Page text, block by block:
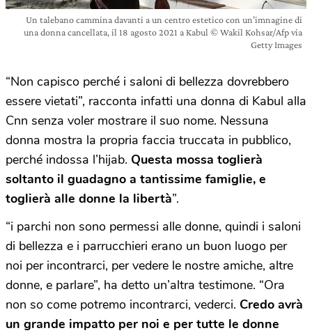
Un talebano cammina davanti a un centro estetico con un’imnagine di
una donna cancellata, il 18 agosto 2021 a Kabul © Wakil Kohsar/Afp via
Getty Images
“Non capisco perché i saloni di bellezza dovrebbero
essere vietati”, racconta infatti una donna di Kabul alla
Cnn senza voler mostrare il suo nome. Nessuna
donna mostra la propria faccia truccata in pubblico,
perché indossa l’hijab. Questa mossa toglierà
soltanto il guadagno a tantissime famiglie, e
toglierà alle donne la libertà”.
“i parchi non sono permessi alle donne, quindi i saloni
di bellezza e i parrucchieri erano un buon luogo per
noi per incontrarci, per vedere le nostre amiche, altre
donne, e parlare”, ha detto un’altra testimone. “Ora
non so come potremo incontrarci, vederci. Credo avrà
un grande impatto per noi e per tutte le donne